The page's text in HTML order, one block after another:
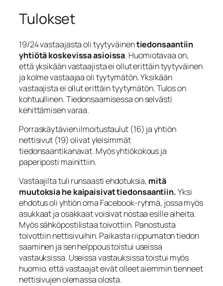
Tulokset
19/24 vastaajasta oli tyytyväinentiedonsaantiin
yhtiötä koskevissa asioissa. Huomiotavaa on,
että yksikään vastaajista ei ollut erittäin tyytyväinen
ja kolme vastaajaa oli tyytymätön. Yksikään
vastaajista ei ollut erittäin tyytymätön. Tulos on
kohtuullinen. Tiedonsaamisessa on selvästi
kehittämisen varaa.
Porraskäytävien ilmoitustaulut (16) ja yhtiön
nettisivut (19) olivat yleisimmät
tiedonsaantikanavat. Myös yhtiökokous ja
paperiposti mainittiin.
Vastaajilta tuli runsaasti ehdotuksia, mitä
muutoksia he kaipaisivat tiedonsaantiin.Yksi
ehdotus oli yhtiön oma Facebook-ryhmä, jossa myös
asukkaat ja osakkaat voisivat nostaa esille aiheita.
Myös sähköpostilistaa toivottiin. Panostusta
toivottiin nettisivuihin. Paikasta riippumaton tiedon
saaminen ja sen helppous toistui useissa
vastauksissa. Useissa vastauksissa toistui myös
huomio, että vastaajat eivät olleet aiemmin tienneet
nettisivujen olemassa olosta.